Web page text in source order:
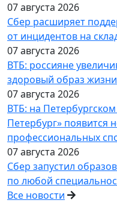
07 августа 2026
Сбер расширяет
от инцидентов на
07 августа 2026
ВТБ: россияне
здоровый образ жизни
07 августа 2026
ВТБ: на
Петербург» появится
профессиональных
07 августа 2026
Сбер запустил
по любой
Все новости